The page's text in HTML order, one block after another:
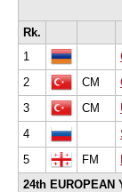
Rk.
1
2
CM
3
CM
4
5
FM
24th EUROPEAN